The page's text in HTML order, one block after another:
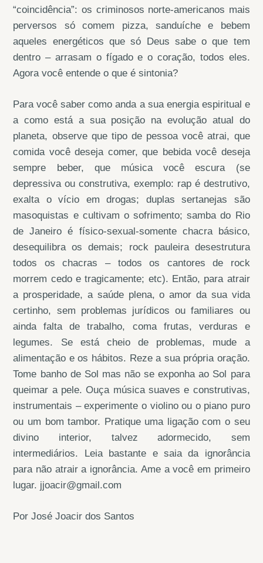
“coincidência”: os criminosos norte-americanos mais
perversos só comem pizza, sanduíche e bebem
aqueles energéticos que só Deus sabe o que tem
dentro – arrasam o fígado e o coração, todos eles.
Agora você entende o que é sintonia?
Para você saber como anda a sua energia espiritual e
a como está a sua posição na evolução atual do
planeta, observe que tipo de pessoa você atrai, que
comida você deseja comer, que bebida você deseja
sempre beber, que música você escura (se
depressiva ou construtiva, exemplo: rap é destrutivo,
exalta o vício em drogas; duplas sertanejas são
masoquistas e cultivam o sofrimento; samba do Rio
de Janeiro é físico-sexual-somente chacra básico,
desequilibra os demais; rock pauleira desestrutura
todos os chacras – todos os cantores de rock
morrem cedo e tragicamente; etc). Então, para atrair
a prosperidade, a saúde plena, o amor da sua vida
certinho, sem problemas jurídicos ou familiares ou
ainda falta de trabalho, coma frutas, verduras e
legumes. Se está cheio de problemas, mude a
alimentação e os hábitos. Reze a sua própria oração.
Tome banho de Sol mas não se exponha ao Sol para
queimar a pele. Ouça música suaves e construtivas,
instrumentais – experimente o violino ou o piano puro
ou um bom tambor. Pratique uma ligação com o seu
divino interior, talvez adormecido, sem
intermediários. Leia bastante e saia da ignorância
para não atrair a ignorância. Ame a você em primeiro
lugar. jjoacir@gmail.com
Por José Joacir dos Santos